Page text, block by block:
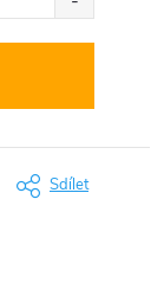
Sdílet